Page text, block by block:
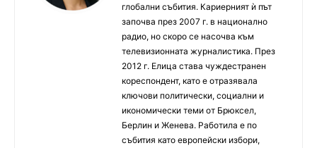
глобални събития. Кариерният ѝ път
започва през 2007 г. в национално
радио, но скоро се насочва към
телевизионната журналистика. През
2012 г. Елица става чуждестранен
кореспондент, като е отразявала
ключови политически, социални и
икономически теми от Брюксел,
Берлин и Женева. Работила е по
събития като европейски избори,